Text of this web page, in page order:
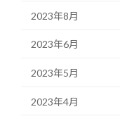
2023年8月
2023年6月
2023年5月
2023年4月